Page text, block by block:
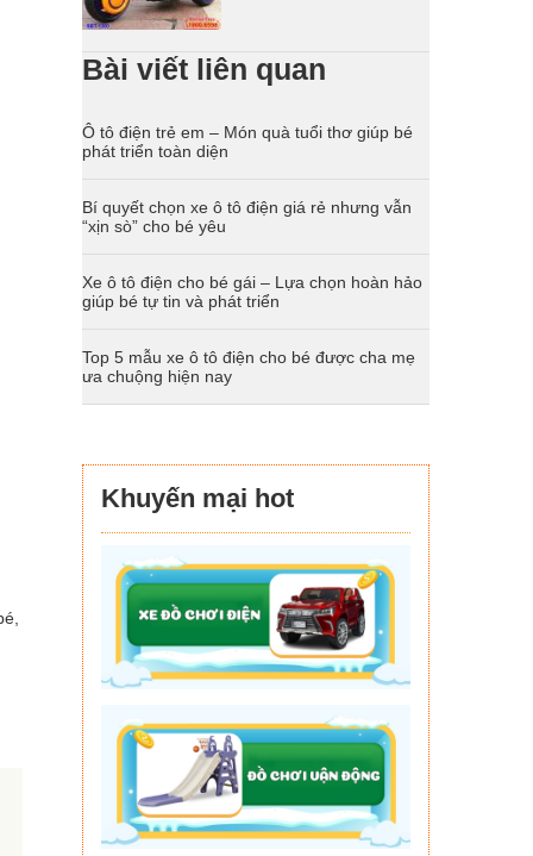
Bài viết liên quan
Ô tô điện trẻ em – Món quà tuổi thơ giúp bé
phát triển toàn diện
Bí quyết chọn xe ô tô điện giá rẻ nhưng vẫn
“xịn sò” cho bé yêu
Xe ô tô điện cho bé gái – Lựa chọn hoàn hảo
giúp bé tự tin và phát triển
Top 5 mẫu xe ô tô điện cho bé được cha mẹ
ưa chuộng hiện nay
Khuyến mại hot